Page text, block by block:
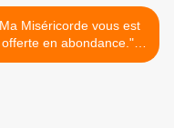
Miséricorde vous est
offerte en abondance."
(19/04/2009) Jésus >